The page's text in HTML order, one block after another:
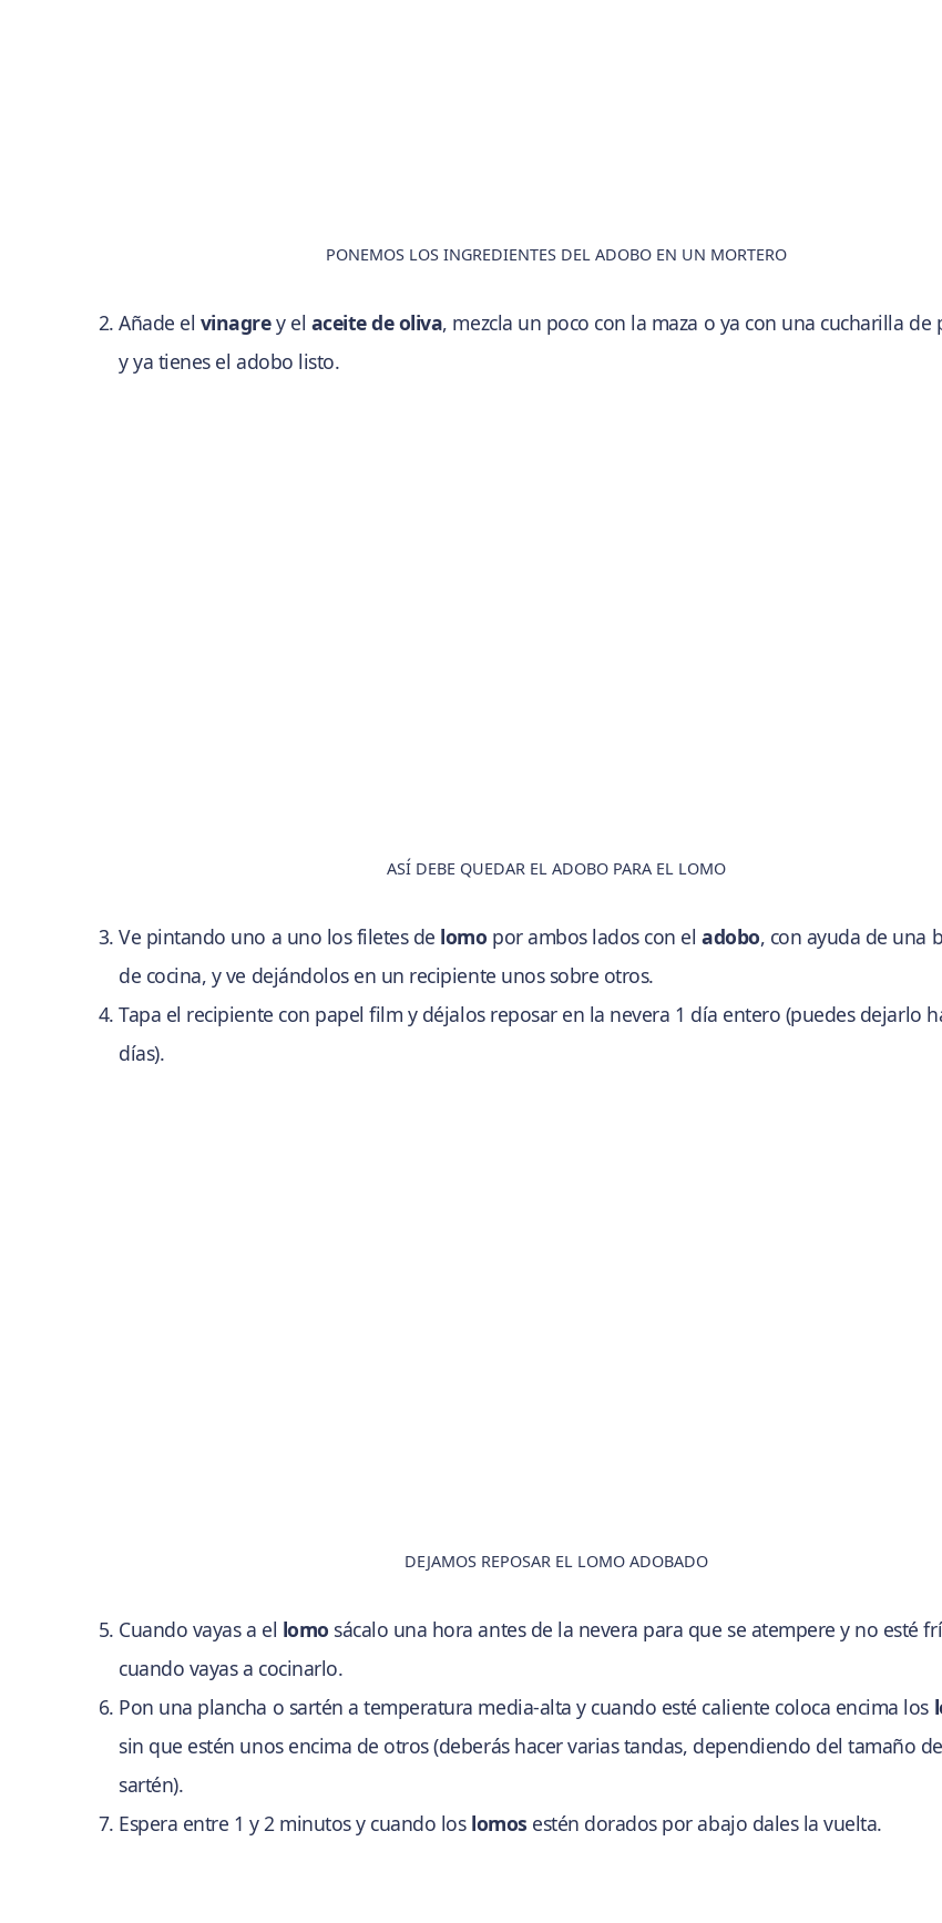
PONEMOS LOS INGREDIENTES DEL ADOBO EN UN MORTERO
Añade el vinagrey el aceite de oliva, mezcla un poco con la maza o ya con una cucharilla de
y ya tienes el adobo listo.
ASÍ DEBE QUEDAR EL ADOBO PARA EL LOMO
Ve pintando uno a uno los filetes de lomo por ambos lados con eladobo, con ayuda de una
de cocina, y ve dejándolos en un recipiente unos sobre otros.
Tapa el recipiente con papel film y déjalos reposar en la nevera 1 día entero (puedes dejarlo
días).
DEJAMOS REPOSAR EL LOMO ADOBADO
Cuando vayas a el lomo sácalo una hora antes de la nevera para que se atempere y no esté
cuando vayas a cocinarlo.
Pon una plancha o sartén a temperatura media-alta y cuando esté caliente coloca encima los
sin que estén unos encima de otros (deberás hacer varias tandas, dependiendo del tamaño
sartén).
Espera entre 1 y 2 minutos y cuando los lomos estén dorados por abajo dales la vuelta.